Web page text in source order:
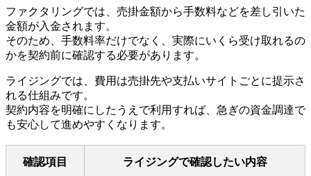
ファクタリングでは、売掛金額から手数料などを差し引いた
金額が入金されます。
そのため、手数料率だけでなく、実際にいくら受け取れるの
かを契約前に確認する必要があります。
ライジングでは、費用は売掛先や支払いサイトごとに提示さ
れる仕組みです。
契約内容を明確にしたうえで利用すれば、急ぎの資金調達で
も安心して進めやすくなります。
確認項目 ライジングで確認したい内容